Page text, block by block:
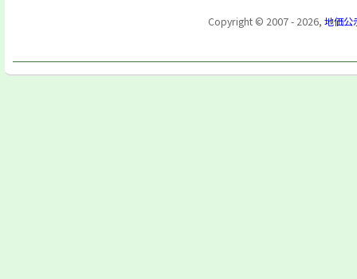
Copyright © 2007 - 2026, 地価公